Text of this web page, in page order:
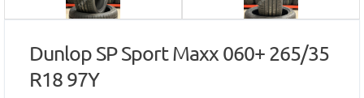
Dunlop SP Sport Maxx 060+ 265/35
R18 97Y